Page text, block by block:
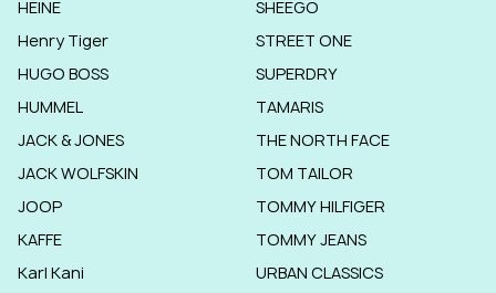
HEINE
Henry Tiger
HUGO BOSS
HUMMEL
JACK & JONES
JACK WOLFSKIN
JOOP
KAFFE
Karl Kani
SHEEGO
STREET ONE
SUPERDRY
TAMARIS
THE NORTH FACE
TOM TAILOR
TOMMY HILFIGER
TOMMY JEANS
URBAN CLASSICS